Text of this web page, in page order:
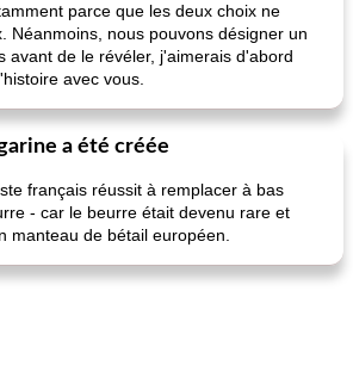
parce que les deux choix ne
Néanmoins, nous pouvons désigner un
avant de le révéler, j'aimerais d'abord
avec vous.
a été créée
français réussit à remplacer à bas
- car le beurre était devenu rare et
manteau de bétail européen.